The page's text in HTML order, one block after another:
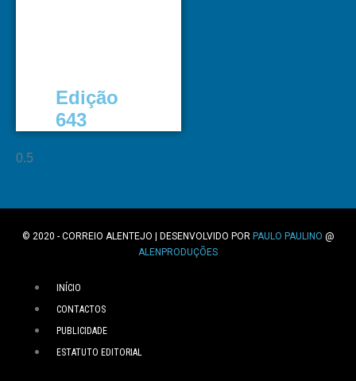
Edição
643
© 2020 - CORREIO ALENTEJO | DESENVOLVIDO POR PAULO PAULINO @
ALENPRODUÇÕES
INÍCIO
CONTACTOS
PUBLICIDADE
ESTATUTO EDITORIAL